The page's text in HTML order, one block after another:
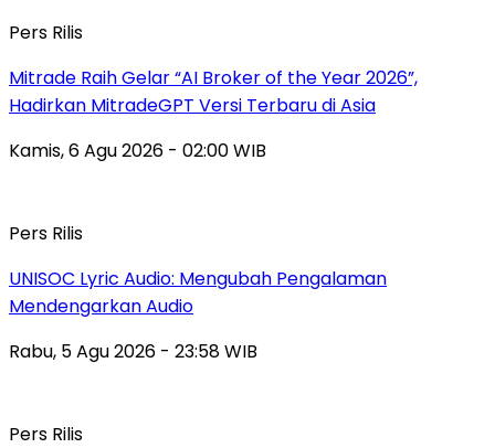
Pers Rilis
Mitrade Raih Gelar “AI Broker of the Year 2026”,
Hadirkan MitradeGPT Versi Terbaru di Asia
Kamis, 6 Agu 2026 - 02:00 WIB
Pers Rilis
UNISOC Lyric Audio: Mengubah Pengalaman
Mendengarkan Audio
Rabu, 5 Agu 2026 - 23:58 WIB
Pers Rilis